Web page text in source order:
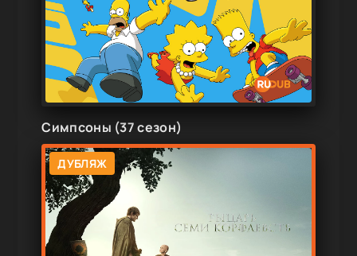
Симпсоны (37 сезон)
ДУБЛЯЖ